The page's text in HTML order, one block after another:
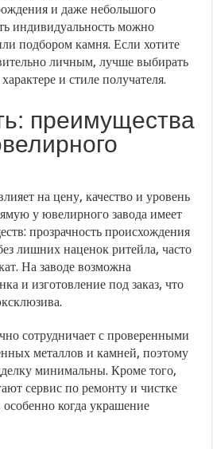
и даже небольшого
индивидуальность можно
подбором камня. Если хотите
личным, лучше выбирать
и стиле получателя.
преимущества
на цену, качество и уровень
у ювелирного завода имеет
прозрачность происхождения
лишних наценок ритейла, часто
На заводе возможна
и изготовление под заказ, что
сотрудничает с проверенными
металлов и камней, поэтому
минимальны. Кроме того,
сервис по ремонту и чистке
когда украшение